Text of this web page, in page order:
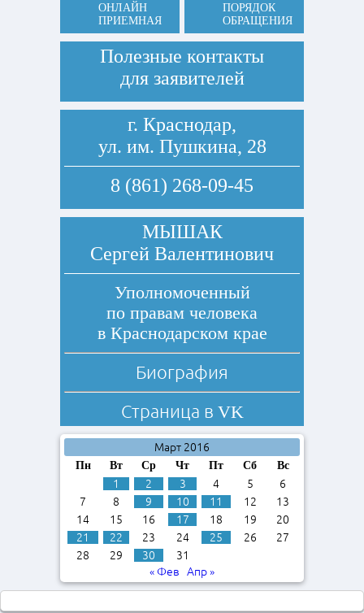
ОНЛАЙН
ПРИЕМНАЯ
ПОРЯДОК
ОБРАЩЕНИЯ
Полезные контакты
для заявителей
г. Краснодар,
ул. им. Пушкина, 28
8 (861) 268-09-45
МЫШАК
Сергей Валентинович
Уполномоченный
по правам человека
в Краснодарском крае
Биография
Страница в VK
Март 2016
Пн Вт Ср Чт Пт Сб Вс
1 2 3 4 5
6
7
8 9 10 11 12
13
14
15 16 17 18 19
20
21
22 23 24 25 26
27
28
29 30
31
« Фев
Апр »